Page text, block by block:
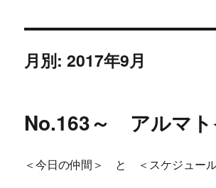
月別: 2017年9月
No.163～ アルマト
＜今日の仲間＞ と ＜スケジュー